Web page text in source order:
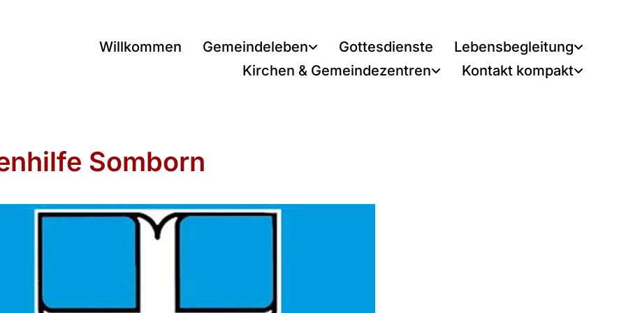
Willkommen Gemeindeleben Gottesdienste
Lebensbegleitung
Kirchen & Gemeindezentren
Kontakt kompakt
Somborn